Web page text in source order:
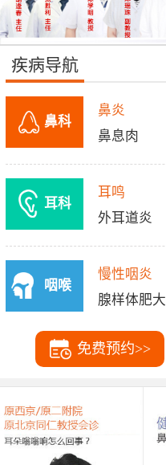
疾病导航
鼻科
鼻炎
鼻息肉
耳科
耳鸣
外耳道炎
咽喉
慢性咽炎
腺样体肥大
免费预约>>